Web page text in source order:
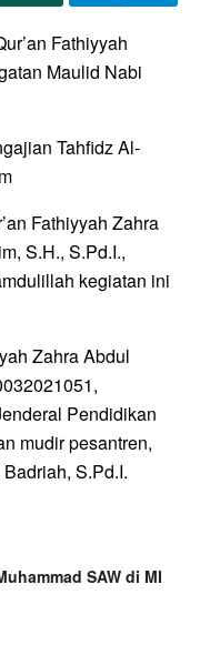
Fathiyyah
Maulid Nabi
Tahfidz Al-
Fathiyyah Zahra
S.H., S.Pd.I.,
kegiatan ini
Zahra Abdul
Pendidikan
mudir pesantren,
S.Pd.I.
SAW di MI